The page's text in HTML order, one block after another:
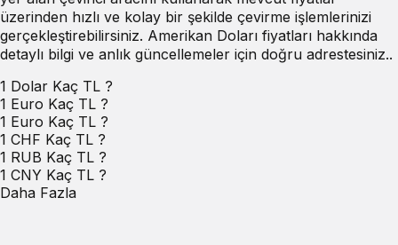
üzerinden hızlı ve kolay bir şekilde çevirme işlemlerinizi
gerçekleştirebilirsiniz. Amerikan Doları fiyatları hakkında
detaylı bilgi ve anlık güncellemeler için doğru adrestesiniz..
1 Dolar Kaç TL ?
1 Euro Kaç TL ?
1 Euro Kaç TL ?
1 CHF Kaç TL ?
1 RUB Kaç TL ?
1 CNY Kaç TL ?
Daha Fazla